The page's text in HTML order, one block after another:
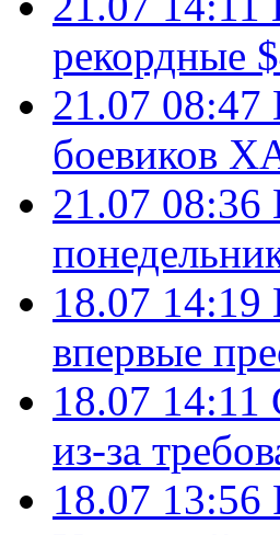
рекордные
21.07 08:47
боевиков
21.07 08:36
18.07 14:19
впервые
18.07 14:11
из-за
18.07 13:56